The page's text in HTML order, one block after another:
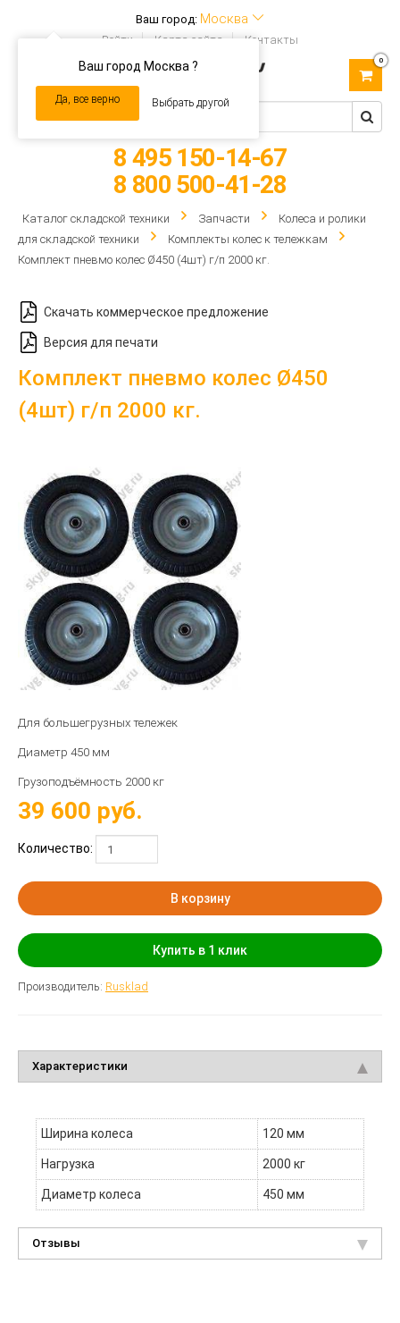
Ваш город: Москва
Ваш город Москва ?
Да, все верно Выбрать другой
Войти Карта сайта Контакты
navigation
0
8 495 150-14-67
8 800 500-41-28
Каталог складской техники Запчасти
Колеса и ролики
для складской техники
Комплекты колес к тележкам
Комплект пневмо колес Ø450 (4шт) г/п 2000 кг.
Скачать коммерческое предложение
Версия для печати
Комплект пневмо колес Ø450
(4шт) г/п 2000 кг.
Для большегрузных тележек
Диаметр 450 мм
Грузоподъёмность 2000 кг
39 600 руб.
Количество:
В корзину
Купить в 1 клик
Производитель: Rusklad
Характеристики
Ширина колеса 120 мм
Нагрузка 2000 кг
Диаметр колеса 450 мм
Отзывы